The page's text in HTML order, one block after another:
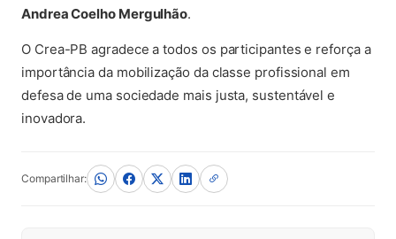
Andrea Coelho Mergulhão.
O Crea-PB agradece a todos os participantes e reforça a
importância da mobilização da classe profissional em
defesa de uma sociedade mais justa, sustentável e
inovadora.
Compartilhar: